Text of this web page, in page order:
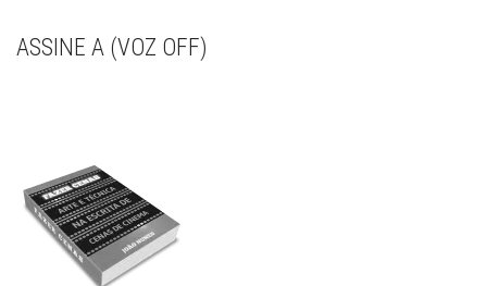
ASSINE A (VOZ OFF)